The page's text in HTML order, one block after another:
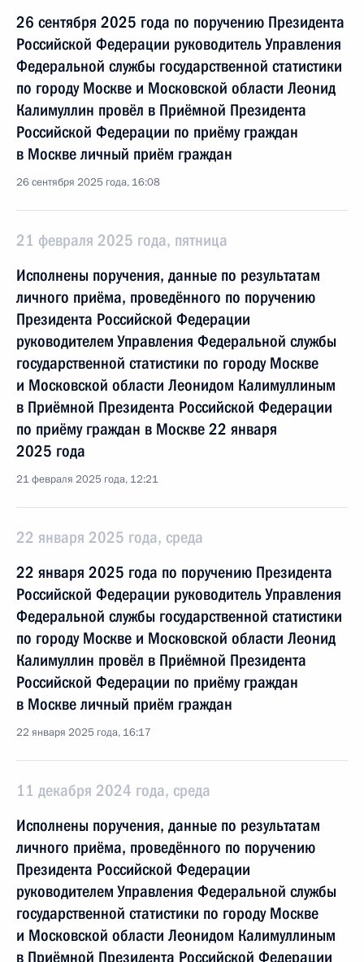
26 сентября 2025 года по поручению Президента
Российской Федерации руководитель Управления
Федеральной службы государственной статистики
по городу Москве и Московской области Леонид
Калимуллин провёл в Приёмной Президента
Российской Федерации по приёму граждан
в Москве личный приём граждан
26 сентября 2025 года, 16:08
21 февраля 2025 года, пятница
Исполнены поручения, данные по результатам
личного приёма, проведённого по поручению
Президента Российской Федерации
руководителем Управления Федеральной службы
государственной статистики по городу Москве
и Московской области Леонидом Калимуллиным
в Приёмной Президента Российской Федерации
по приёму граждан в Москве 22 января
2025 года
21 февраля 2025 года, 12:21
22 января 2025 года, среда
22 января 2025 года по поручению Президента
Российской Федерации руководитель Управления
Федеральной службы государственной статистики
по городу Москве и Московской области Леонид
Калимуллин провёл в Приёмной Президента
Российской Федерации по приёму граждан
в Москве личный приём граждан
22 января 2025 года, 16:17
11 декабря 2024 года, среда
Исполнены поручения, данные по результатам
личного приёма, проведённого по поручению
Президента Российской Федерации
руководителем Управления Федеральной службы
государственной статистики по городу Москве
и Московской области Леонидом Калимуллиным
в Приёмной Президента Российской Федерации